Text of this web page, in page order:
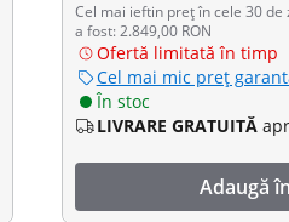
Cel mai ieftin preț în cele 30
a fost: 2.849,00 RON
Ofertă limitată în timp
Cel mai mic preț
În stoc
LIVRARE GRATUITĂ
Adaugă